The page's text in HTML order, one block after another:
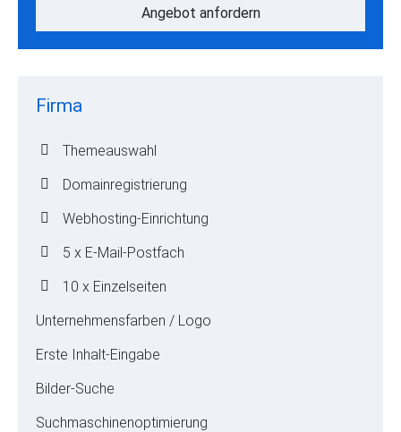
Angebot anfordern
Firma
Themeauswahl
Domainregistrierung
Webhosting-Einrichtung
5 x E-Mail-Postfach
10 x Einzelseiten
Unternehmensfarben / Logo
Erste Inhalt-Eingabe
Bilder-Suche
Suchmaschinenoptimierung